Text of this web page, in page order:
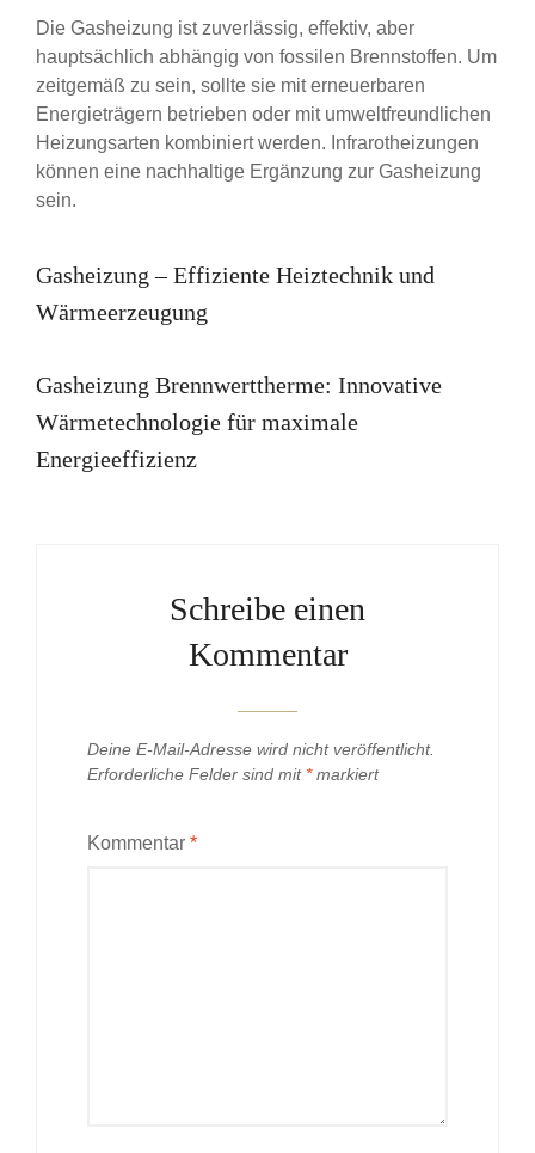
Die Gasheizung ist zuverlässig, effektiv, aber
hauptsächlich abhängig von fossilen Brennstoffen. Um
zeitgemäß zu sein, sollte sie mit erneuerbaren
Energieträgern betrieben oder mit umweltfreundlichen
Heizungsarten kombiniert werden. Infrarotheizungen
können eine nachhaltige Ergänzung zur Gasheizung
sein.
Beitrags-
Navigation
Previous
Gasheizung – Effiziente Heiztechnik und
Wärmeerzeugung
Next
Gasheizung Brennwerttherme: Innovative
Wärmetechnologie für maximale
Energieeffizienz
Schreibe einen
Kommentar
Deine E-Mail-Adresse wird nicht veröffentlicht.
Erforderliche Felder sind mit *markiert
Kommentar *